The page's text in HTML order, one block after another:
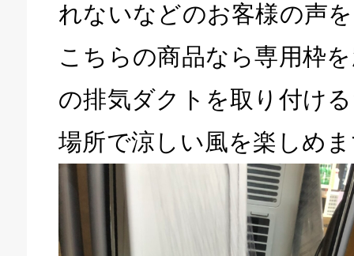
れないなどのお客様の声
こちらの商品なら専用枠
の排気ダクトを取り付け
場所で涼しい風を楽しめ